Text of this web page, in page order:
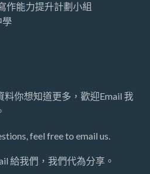
作能力提升計劃小組
學
你想知道更多，歡迎Email 我
feel free to email us.
給我們，我們代為分享。